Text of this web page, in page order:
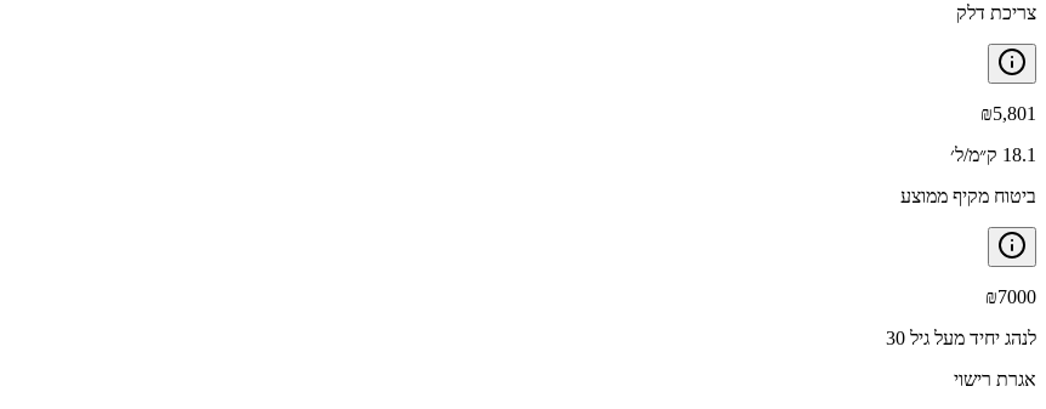
צריכת דלק
₪5,801
18.1 ק״מ/ל׳
ביטוח מקיף ממוצע
₪7000
לנהג יחיד מעל גיל 30
אגרת רישוי